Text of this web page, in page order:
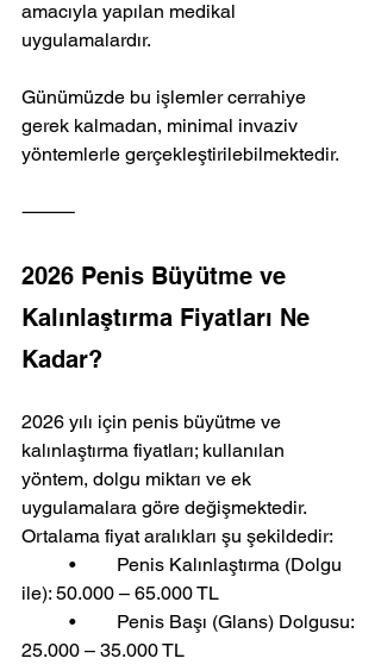
amacıyla yapılan medikal
uygulamalardır.
Günümüzde bu işlemler cerrahiye
gerek kalmadan, minimal invaziv
yöntemlerle gerçekleştirilebilmektedir.
⸻
2026 Penis Büyütme ve
Kalınlaştırma Fiyatları Ne
Kadar?
2026 yılı için penis büyütme ve
kalınlaştırma fiyatları; kullanılan
yöntem, dolgu miktarı ve ek
uygulamalara göre değişmektedir.
Ortalama fiyat aralıkları şu şekildedir:
ile): 50.000 – 65.000 TL
25.000 – 35.000 TL